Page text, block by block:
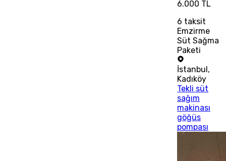
6.000 TL
6 taksit
Emzirme
Süt Sağma
Paketi
İstanbul ,
Kadıköy
Tekli süt
sağım
makinası
göğüs
pompası